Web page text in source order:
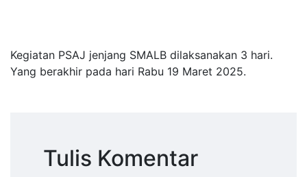
Kegiatan PSAJ jenjang SMALB dilaksanakan 3 hari.
Yang berakhir pada hari Rabu 19 Maret 2025.
Tulis Komentar